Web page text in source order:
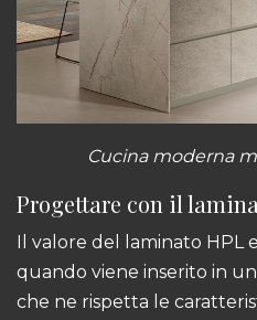
Cucina moderna
Progettare con il
Il valore del laminato HPL
quando viene inserito in
che ne rispetta le